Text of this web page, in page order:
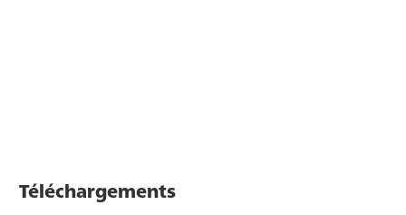
Téléchargements